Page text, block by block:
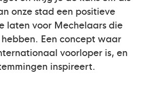
onze stad een positieve
laten voor Mechelaars die
Een concept waar
voorloper is, en
inspireert.